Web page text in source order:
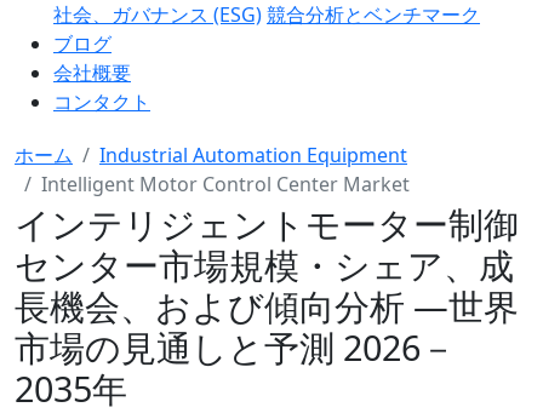
社会、ガバナンス (ESG)競合分析とベンチマーク
ブログ
会社概要
コンタクト
ホーム
Industrial Automation Equipment
Intelligent Motor Control Center Market
インテリジェントモーター制御
センター市場規模・シェア、成
長機会、および傾向分析 ―世界
市場の見通しと予測 2026－
2035年